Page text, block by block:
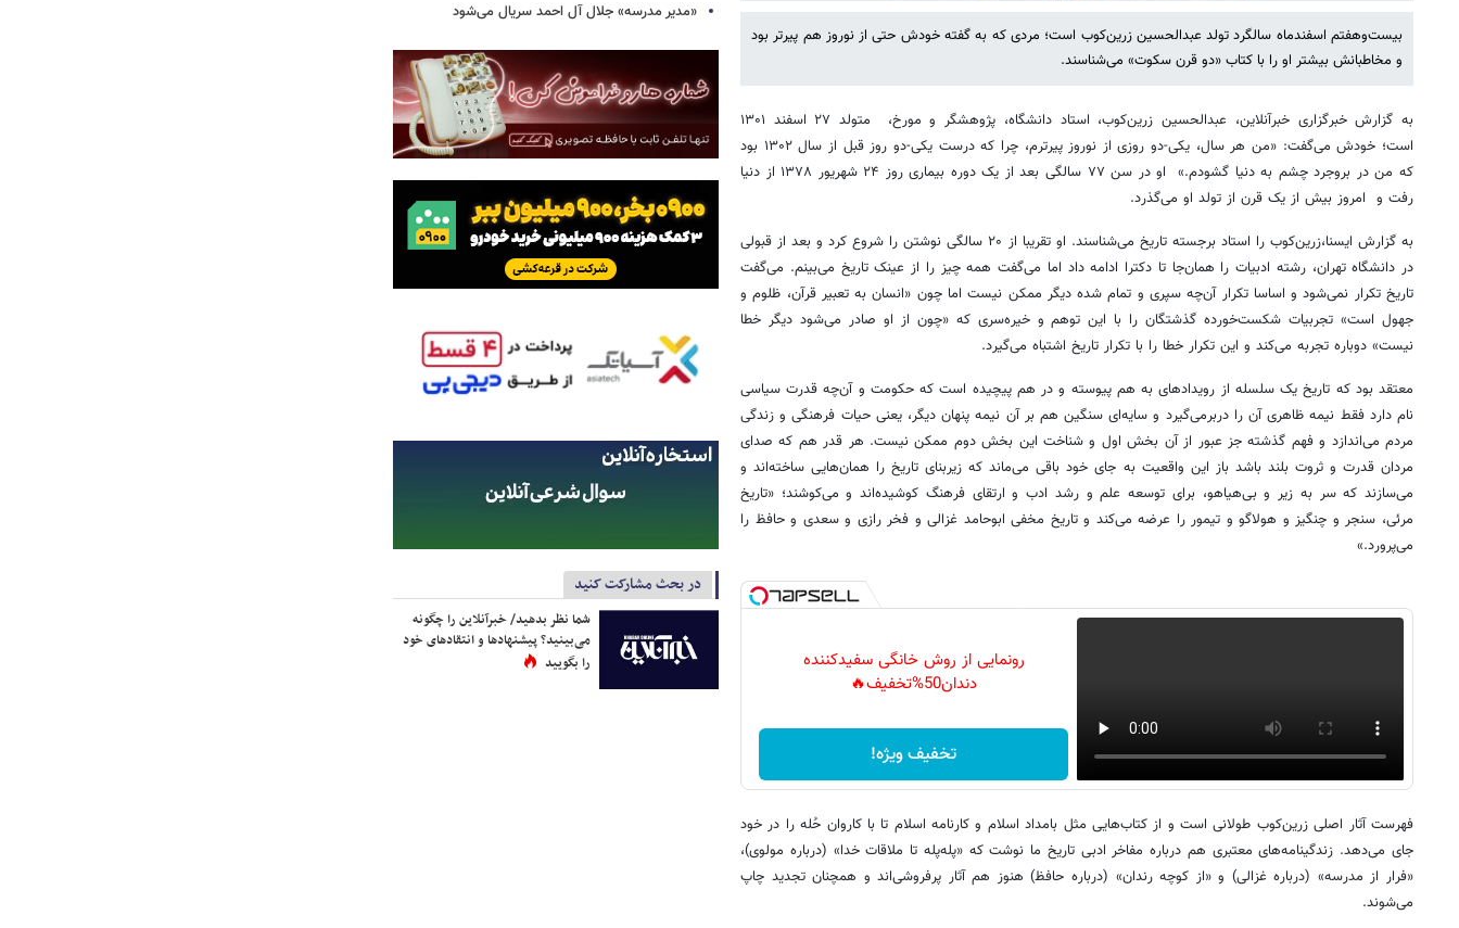
بیست‌وهفتم اسفندماه سالگرد تولد عبدالحسین زرین‌کوب است؛ مردی که به گفته خودش حتی از نوروز هم پیرتر بود
و مخاطبانش بیشتر او را با کتاب «دو قرن سکوت» می‌شناسند.
به گزارش خبرگزاری خبرآنلاین، عبدالحسین زرین‌کوب، استاد دانشگاه، پژوهشگر و مورخ، متولد ۲۷ اسفند ۱۳۰۱
است؛ خودش می‌گفت: «من هر سال، یکی-دو روزی از نوروز پیرترم، چرا که درست یکی-دو روز قبل از سال ۱۳۰۲ بود
که من در بروجرد چشم به دنیا گشودم.» او در سن ۷۷ سالگی بعد از یک دوره بیماری روز ۲۴ شهریور ۱۳۷۸ از دنیا
رفت و امروز بیش از یک قرن از تولد او می‌گذرد.
به گزارش ایسنا،زرین‌کوب را استاد برجسته تاریخ می‌شناسند. او تقریبا از ۲۰ سالگی نوشتن را شروع کرد و بعد از قبولی
در دانشگاه تهران، رشته ادبیات را همان‌جا تا دکترا ادامه داد اما می‌گفت همه ‌چیز را از عینک تاریخ می‌بینم. می‌گفت
تاریخ تکرار نمی‌شود و اساسا تکرار آن‌چه سپری و تمام شده دیگر ممکن نیست اما چون «انسان به تعبیر قرآن، ظلوم و
جهول است» تجربیات شکست‌خورده گذشتگان را با این توهم و خیره‌سری که «چون از او صادر می‌شود دیگر خطا
نیست» دوباره تجربه می‌کند و این تکرار خطا را با تکرار تاریخ اشتباه می‌گیرد.
معتقد بود که تاریخ یک سلسله از رویدادهای به هم پیوسته و در هم پیچیده است که حکومت و آن‌چه قدرت سیاسی
نام دارد فقط نیمه ظاهری آن را دربرمی‌گیرد و سایه‌ای سنگین هم بر آن نیمه پنهان دیگر، یعنی حیات فرهنگی و زندگی
مردم می‌اندازد و فهم گذشته جز عبور از آن بخش اول و شناخت این بخش دوم ممکن نیست. هر قدر هم که صدای
مردان قدرت و ثروت بلند باشد باز این واقعیت به جای خود باقی می‌ماند که زیربنای تاریخ را همان‌هایی ساخته‌اند و
می‌سازند که سر به زیر و بی‌هیاهو، برای توسعه علم و رشد ادب و ارتقای فرهنگ کوشیده‌اند و می‌کوشند؛ «تاریخ
مرئی، سنجر و چنگیز و هولاگو و تیمور را عرضه می‌کند و تاریخ مخفی ابوحامد غزالی و فخر رازی و سعدی و حافظ را
می‌پرورد.»
رونمایی از روش خانگی سفیدکننده
دندان50%تخفیف🔥
تخفیف ویژه!
فهرست آثار اصلی زرین‌کوب طولانی است و از کتاب‌هایی مثل بامداد اسلام و کارنامه اسلام تا با کاروان حُله را در خود
جای می‌دهد. زندگینامه‌های معتبری هم درباره مفاخر ادبی تاریخ ما نوشت که «پله‌پله تا ملاقات خدا» (درباره مولوی)،
«فرار از مدرسه» (درباره غزالی) و «از کوچه رندان» (درباره حافظ) هنوز هم آثار پرفروشی‌اند و همچنان تجدید چاپ
می‌شوند.
«مدیر مدرسه» جلال آل احمد سریال می‌شود
در بحث مشارکت کنید
شما نظر بدهید/ خبرآنلاین را چگونه
می‌بینید؟ پیشنهادها و انتقادهای خود
را بگویید